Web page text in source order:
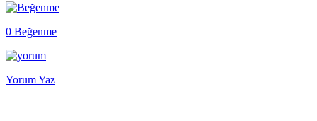
0 Beğenme
Yorum Yaz